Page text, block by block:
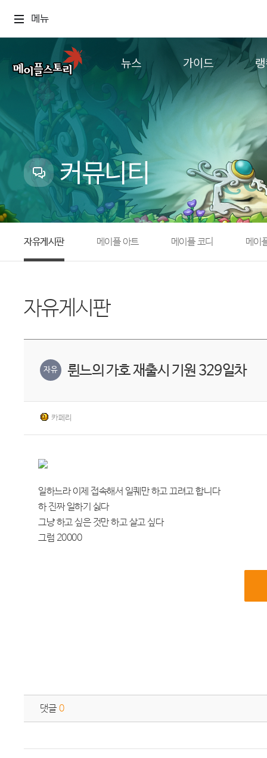
메뉴
뉴스
업데이트
이벤트
캐시샵 공지
메이플 알림판
with maple
가이드
추가정보
컨텐
커뮤니티
자유게시판 메이플 아트 메이플 코디 메이
자유게시판
자유 륀느의 가호 재출시 기원 329일차
카페리
일하느라 이제 접속해서 일퀘만 하고 끄려고 합니다
하 진짜 일하기 싫다
그냥 하고 싶은 것만 하고 살고 싶다
그럼 20000
댓글 0